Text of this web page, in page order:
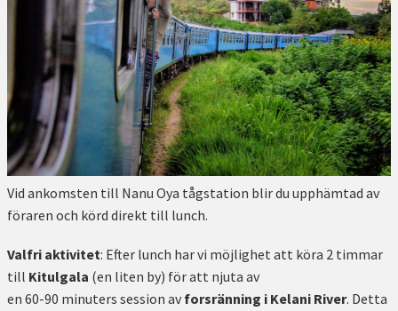
Vid ankomsten till Nanu Oya tågstation blir du upphämtad av
föraren och körd direkt till lunch.
Valfri aktivitet: Efter lunch har vi möjlighet att köra 2 timmar
till Kitulgala (en liten by) för att njuta av
en 60-90 minuters session av forsränning i Kelani River. Detta